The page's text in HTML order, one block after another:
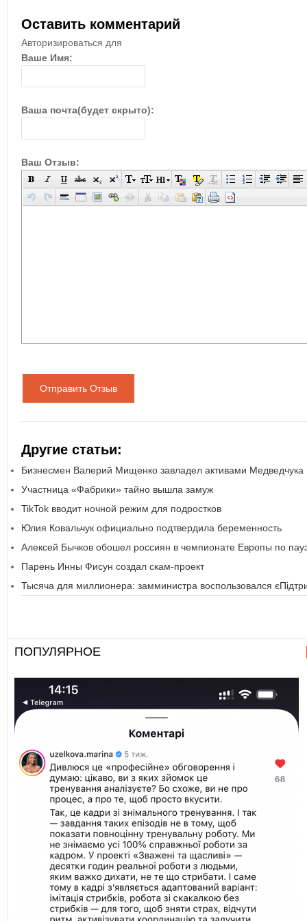
Оставить комментарий
Авторизироваться для
Ваше Имя:
Ваша почта(будет скрыто):
Ваш Отзыв:
Отправить Отзыв
Другие статьи:
Бизнесмен Валерий Мищенко завладел активами Медведчука
Участница «Фабрики» тайно вышла замуж
TikTok вводит ночной режим для подростков
Юлия Ковальчук официально подтвердила беременность
Алексей Бычков обошел россиян в чемпионате Европы по
Парень Инны Фисун создал скам-проект
Тысяча для миллионера: замминистра воспользовался
ПОПУЛЯРНОЕ